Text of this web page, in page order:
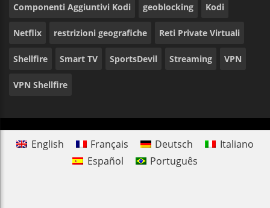
Componenti Aggiuntivi Kodi geoblocking Kodi
Netflix restrizioni geografiche Reti Private Virtuali
Shellfire Smart TV SportsDevil Streaming VPN
VPN Shellfire
English Français Deutsch
Italiano
Español
Português